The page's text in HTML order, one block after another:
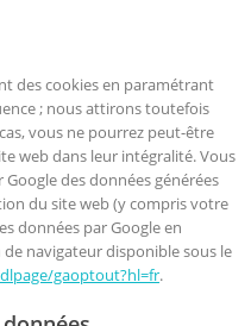
des cookies en paramétrant
; nous attirons toutefois
vous ne pourrez peut-être
web dans leur intégralité. Vous
des données générées
du site web (y compris votre
données par Google en
navigateur disponible sous le
gaoptout?hl=fr.